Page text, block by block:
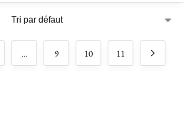
… 9 10 11